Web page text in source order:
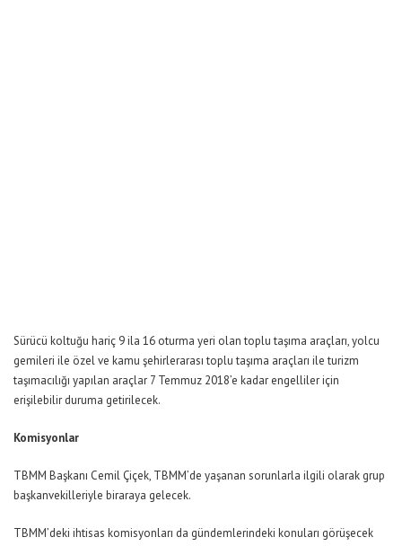
Sürücü koltuğu hariç 9 ila 16 oturma yeri olan toplu taşıma araçları, yolcu
gemileri ile özel ve kamu şehirlerarası toplu taşıma araçları ile turizm
taşımacılığı yapılan araçlar 7 Temmuz 2018’e kadar engelliler için
erişilebilir duruma getirilecek.
Komisyonlar
TBMM Başkanı Cemil Çiçek, TBMM’de yaşanan sorunlarla ilgili olarak grup
başkanvekilleriyle biraraya gelecek.
TBMM’deki ihtisas komisyonları da gündemlerindeki konuları görüşecek